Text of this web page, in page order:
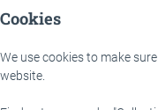
Cookies
We use cookies to make
website.
FAQ
Accessibility